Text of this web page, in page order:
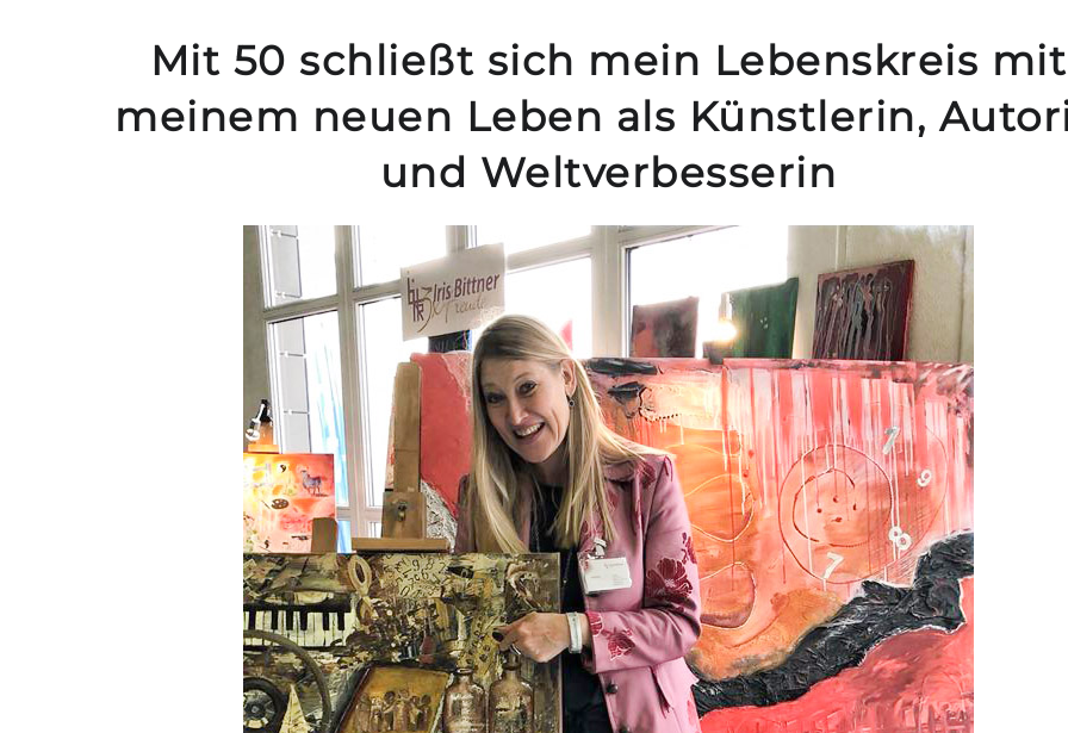
Mit 50 schließt sich mein Lebenskreis mit
meinem neuen Leben als Künstlerin,
und Weltverbesserin